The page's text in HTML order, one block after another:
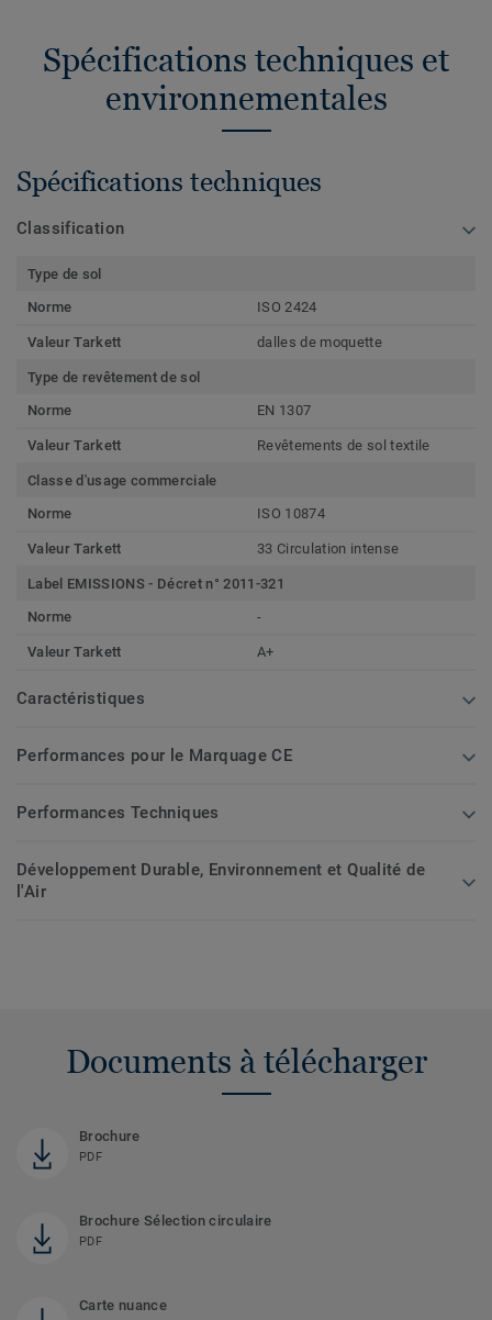
Spécifications techniques et
environnementales
Spécifications techniques
Classification
Type de sol
Norme
ISO 2424
Valeur Tarkett dalles de moquette
Type de revêtement de sol
Norme
EN 1307
Valeur Tarkett Revêtements de sol textile
Classe d'usage commerciale
Norme
ISO 10874
Valeur Tarkett 33 Circulation intense
Label EMISSIONS - Décret n° 2011-321
Norme
-
Valeur Tarkett A+
Caractéristiques
Performances pour le Marquage CE
Performances Techniques
Développement Durable, Environnement et Qualité de
l'Air
Documents à télécharger
Brochure
PDF
Brochure Sélection circulaire
PDF
Carte nuance